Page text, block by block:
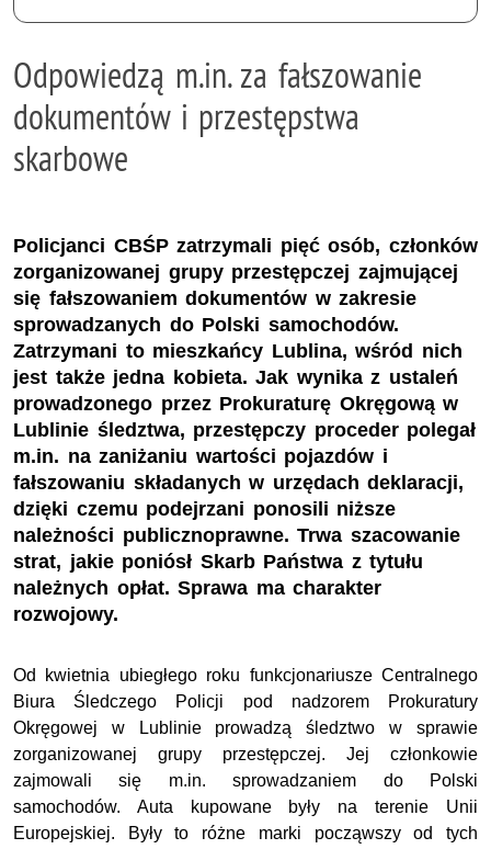
Odpowiedzą m.in. za fałszowanie
dokumentów i przestępstwa
skarbowe
Policjanci CBŚP zatrzymali pięć osób, członków
zorganizowanej grupy przestępczej zajmującej
się fałszowaniem dokumentów w zakresie
sprowadzanych do Polski samochodów.
Zatrzymani to mieszkańcy Lublina, wśród nich
jest także jedna kobieta. Jak wynika z ustaleń
prowadzonego przez Prokuraturę Okręgową w
Lublinie śledztwa, przestępczy proceder polegał
m.in. na zaniżaniu wartości pojazdów i
fałszowaniu składanych w urzędach deklaracji,
dzięki czemu podejrzani ponosili niższe
należności publicznoprawne. Trwa szacowanie
strat, jakie poniósł Skarb Państwa z tytułu
należnych opłat. Sprawa ma charakter
rozwojowy.
Od kwietnia ubiegłego roku funkcjonariusze Centralnego
Biura Śledczego Policji pod nadzorem Prokuratury
Okręgowej w Lublinie prowadzą śledztwo w sprawie
zorganizowanej grupy przestępczej. Jej członkowie
zajmowali się m.in. sprowadzaniem do Polski
samochodów. Auta kupowane były na terenie Unii
Europejskiej. Były to różne marki począwszy od tych